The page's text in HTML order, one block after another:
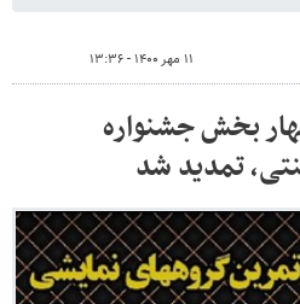
۱۱ مهر ۱۴۰۰ - ۱۳:۳۶
بخش جشنواره
تمدید شد